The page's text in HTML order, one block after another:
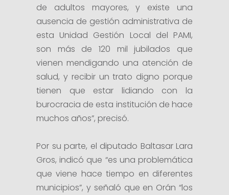
de adultos mayores, y existe una
ausencia de gestión administrativa de
esta Unidad Gestión Local del PAMI,
son más de 120 mil jubilados que
vienen mendigando una atención de
salud, y recibir un trato digno porque
tienen que estar lidiando con la
burocracia de esta institución de hace
muchos años”, precisó.
Por su parte, el diputado Baltasar Lara
Gros, indicó que “es una problemática
que viene hace tiempo en diferentes
municipios”, y señaló que en Orán “los